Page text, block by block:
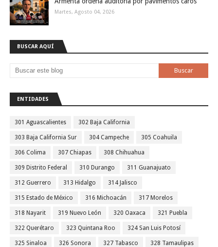
Martes, Agosto 04, 2026
BUSCAR AQUÍ
ENTIDADES
301 Aguascalientes 302 Baja California
303 Baja California Sur 304 Campeche 305 Coahuila
306 Colima 307 Chiapas 308 Chihuahua
309 Distrito Federal 310 Durango 311 Guanajuato
312 Guerrero 313 Hidalgo 314 Jalisco
315 Estado de México 316 Michoacán 317 Morelos
318 Nayarit 319 Nuevo León 320 Oaxaca 321 Puebla
322 Querétaro 323 Quintana Roo 324 San Luis Potosí
325 Sinaloa 326 Sonora 327 Tabasco 328 Tamaulipas